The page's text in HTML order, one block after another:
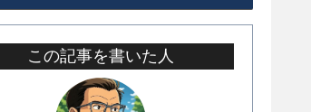
この記事を書いた人